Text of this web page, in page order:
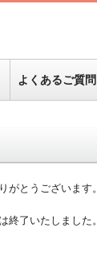
よくあるご質問
がとうございます。
了いたしました。